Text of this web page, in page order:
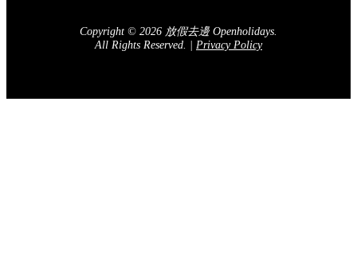
Copyright © 2026 放假去邊 Openholidays.
All Rights Reserved. | Privacy Policy